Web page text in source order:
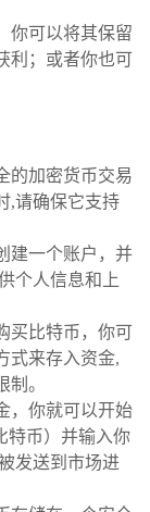
你可以将其保留
利；或者你也可
的加密货币交易
,请确保它支持
建一个账户，并
个人信息和上
买比特币，你可
式来存入资金,
。
，你就可以开始
特币）并输入你
发送到市场进